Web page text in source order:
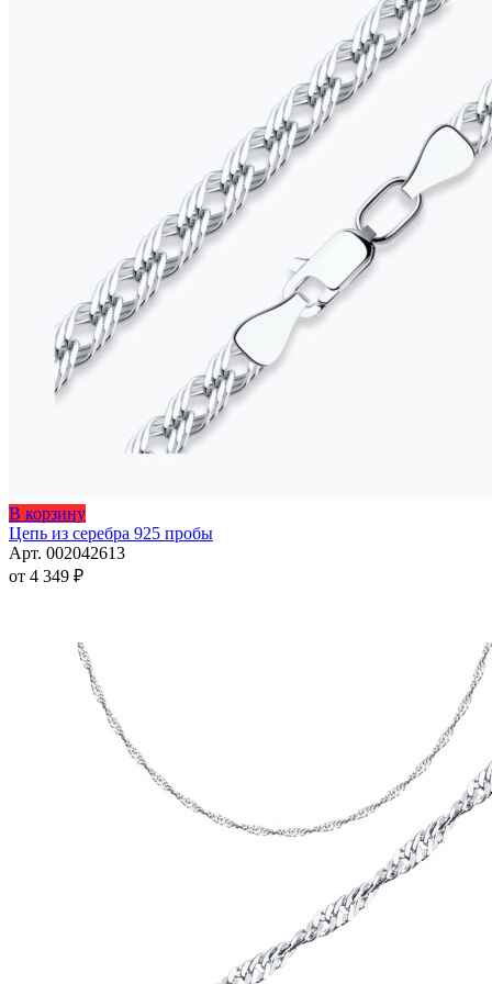
В корзинуЭтот
товар
имеет
выбрать
на
странице
товара.
Цепь из серебра 925 пробы
Арт. 002042613
от 4 349 ₽